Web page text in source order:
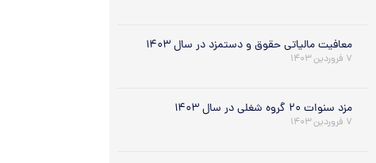
معافیت مالیاتی حقوق و دستمزد در سال ۱۴۰۳
۷ فروردین ۱۴۰۳
مزد سنوات ۲۰ گروه شغلی در سال ۱۴۰۳
۷ فروردین ۱۴۰۳